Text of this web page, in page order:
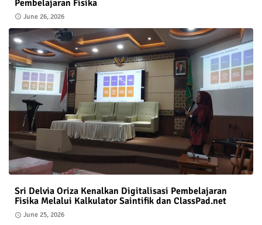
Pembelajaran Fisika
June 26, 2026
Sri Delvia Oriza Kenalkan Digitalisasi Pembelajaran
Fisika Melalui Kalkulator Saintifik dan ClassPad.net
June 25, 2026